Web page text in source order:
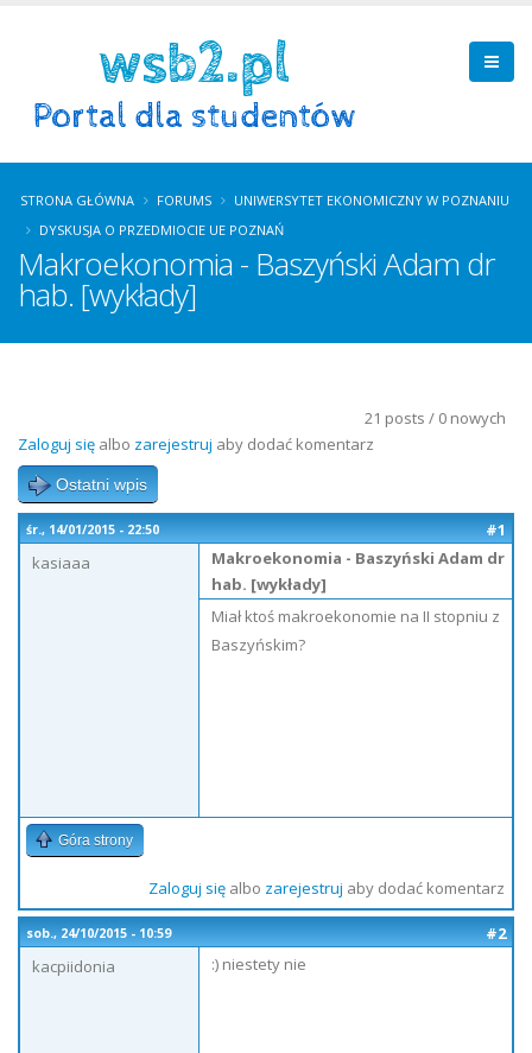
STRONA GŁÓWNA FORUMS
UNIWERSYTET EKONOMICZNY W POZNANIU
DYSKUSJA O PRZEDMIOCIE UE POZNAŃ
Makroekonomia - Baszyński Adam dr
hab. [wykłady]
21 posts / 0 nowych
Zaloguj się albo zarejestruj aby dodać komentarz
Ostatni wpis
śr., 14/01/2015 - 22:50
#1
kasiaaa
Makroekonomia - Baszyński Adam dr
hab. [wykłady]
Miał ktoś makroekonomie na II stopniu z
Baszyńskim?
Góra strony
Zaloguj sięalbo zarejestruj aby dodać komentarz
sob., 24/10/2015 - 10:59
#2
kacpiidonia
:) niestety nie